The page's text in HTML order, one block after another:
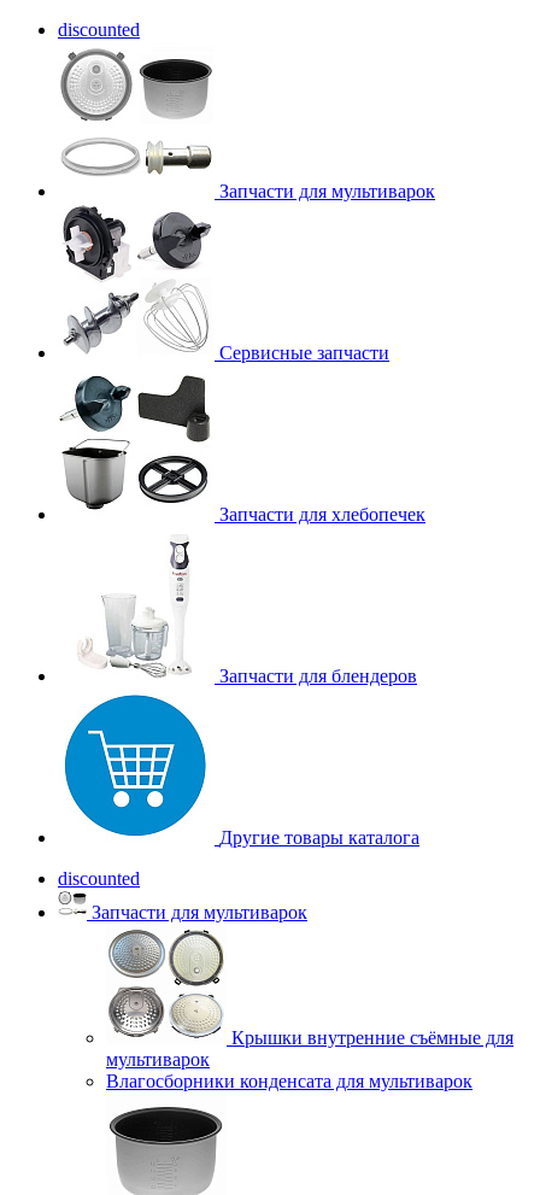
discounted
Запчасти для мультиварок
Сервисные запчасти
Запчасти для хлебопечек
Запчасти для блендеров
Другие товары каталога
discounted
Запчасти для мультиварок
Крышки внутренние съёмные для
мультиварок
Влагосборники конденсата для мультиварок